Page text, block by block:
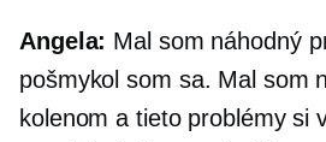
Angela: Mal som náhodný
pošmykol som sa. Mal som
kolenom a tieto problémy si